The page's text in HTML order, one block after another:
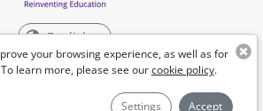
your browsing experience, as well as for
learn more, please see ourcookie policy.
Settings Accept
English
©Aimigo 2026